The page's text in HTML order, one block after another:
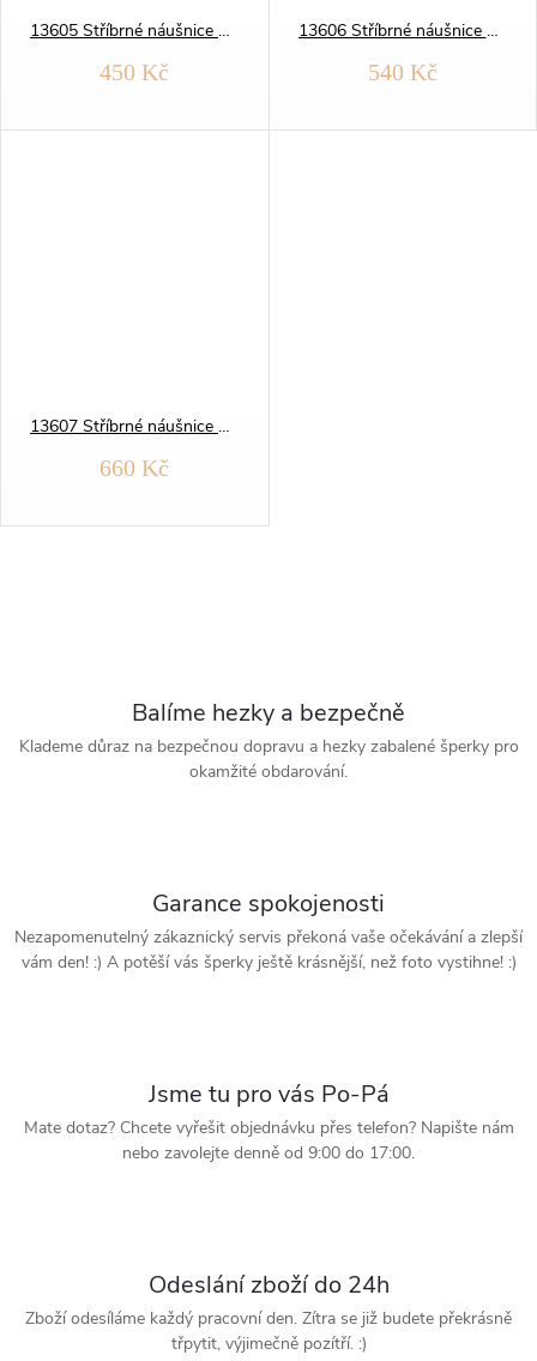
13605 Stříbrné náušnice KRUHY 13 mm zlacené
450 Kč
13606 Stříbrné náušnice KRUHY 15 mm zlacené
540 Kč
13607 Stříbrné náušnice KRUHY 17 mm zlacené
660 Kč
á
í
p
k
p
Balíme hezky a bezpečně
Klademe důraz na bezpečnou dopravu a hezky zabalené šperky pro
okamžité obdarování.
Garance spokojenosti
Nezapomenutelný zákaznický servis překoná vaše očekávání a zlepší
vám den! :) A potěší vás šperky ještě krásnější, než foto vystihne! :)
Jsme tu pro vás Po-Pá
Mate dotaz? Chcete vyřešit objednávku přes telefon? Napište nám
nebo zavolejte denně od 9:00 do 17:00.
Odeslání zboží do 24h
Zboží odesíláme každý pracovní den. Zítra se již budete překrásně
třpytit, výjimečně pozítří. :)